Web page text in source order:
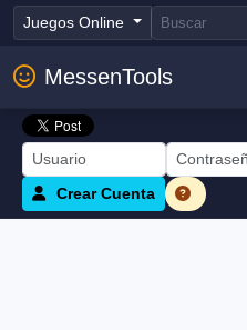
Juegos Online
MessenTools
Crear Cuenta